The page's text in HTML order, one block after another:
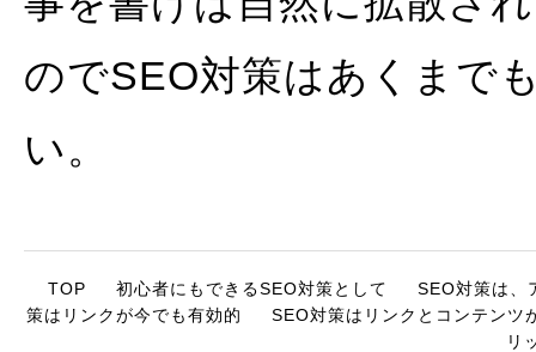
のでSEO対策はあくまで
い。
TOP 初心者にもできるSEO対策として
SEO対策は、
策はリンクが今でも有効的
SEO対策はリンクとコンテンツ
リ